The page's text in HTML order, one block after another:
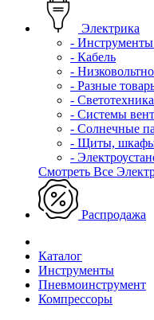
Электрика
-
- Кабель
-
- Разные
- Светотехника
- Системы
- Солнечные
- Щиты,
-
Смотреть Все
Распродажа
Каталог
Инструменты
Пневмоинструмент
Компрессоры